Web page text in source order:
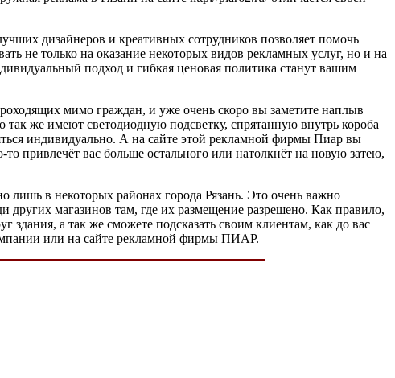
дизайнеров и креативных сотрудников позволяет помочь
не только на оказание некоторых видов рекламных услуг, но и на
подход и гибкая ценовая политика станут вашим
мимо граждан, и уже очень скоро вы заметите наплыв
так же имеют светодиодную подсветку, спрятанную внутрь короба
индивидуально. А на сайте этой рекламной фирмы Пиар вы
привлечёт вас больше остального или натолкнёт на новую затею,
лишь в некоторых районах города Рязань. Это очень важно
магазинов там, где их размещение разрешено. Как правило,
а так же сможете подсказать своим клиентам, как до вас
или на сайте рекламной фирмы ПИАР.